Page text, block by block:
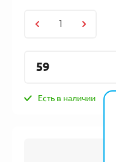
59
Есть в наличии